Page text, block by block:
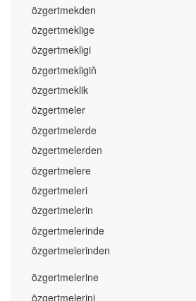
özgertmekden
özgertmeklige
özgertmekligi
özgertmekligiň
özgertmeklik
özgertmeler
özgertmelerde
özgertmelerden
özgertmelere
özgertmeleri
özgertmelerin
özgertmelerinde
özgertmelerinden
özgertmelerine
özgertmelerini